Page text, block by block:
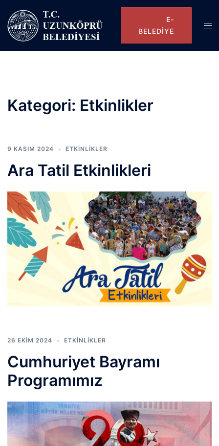
E-
BELEDIYE
Kategori: Etkinlikler
9 KASIM 2024 ETKINLIKLER
Ara Tatil Etkinlikleri
26 EKIM 2024 ETKINLIKLER
Cumhuriyet Bayramı
Programımız